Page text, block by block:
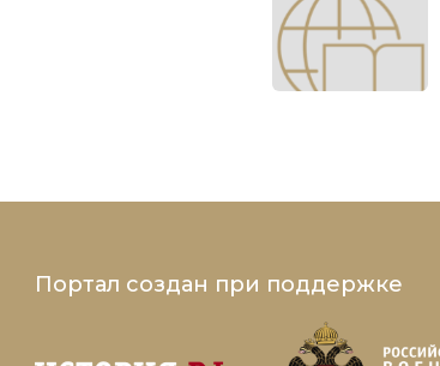
Портал создан при поддержке